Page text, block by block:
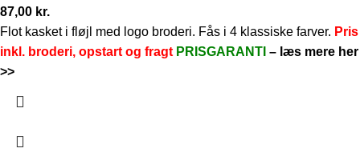
87,00 kr.
Flot kasket i fløjl med logo broderi. Fås i 4 klassiske farver. Pris
inkl. broderi, opstart og fragt PRISGARANTI – læs mere her
>>